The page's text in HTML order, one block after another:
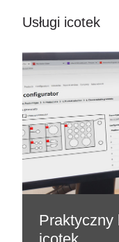
Usługi icotek
Praktyczny